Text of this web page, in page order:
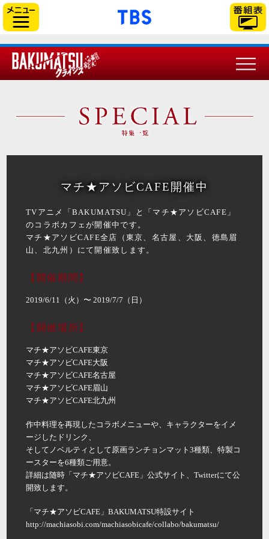
「TBSテレビ」トップ
マチ★アソビCAFE開催中
TVアニメ「BAKUMATSU」と「マチ★アソビCAFE」
のコラボカフェが開催中です。
マチ★アソビCAFE全店（東京、名古屋、大阪、徳島眉
山、北九州）にて開催致します。
【開催期間】
2019/6/11（火）〜 2019/7/7（日）
【開催場所】
マチ★アソビCAFE東京
マチ★アソビCAFE大阪
マチ★アソビCAFE名古屋
マチ★アソビCAFE眉山
マチ★アソビCAFE北九州
作中料理を再現したコラボメニューや、キャラクターをイメ
ージしたドリンク、
そしてノベルティとして原画ランチョンマット3種類、特製コ
ースターを6種類ご用意。
詳細は随時「マチ★アソビCAFE」公式サイト、Twitterにて公
開致します。
「マチ★アソビCAFE」BAKUMATSU特設サイト
http://machiasobi.com/machiasobicafe/collabo/bakumatsu/